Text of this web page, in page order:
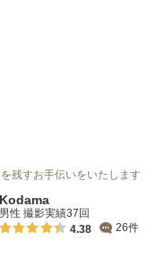
残すお手伝いをいたします
Kodama
男性 撮影実績37回
4.38
26件